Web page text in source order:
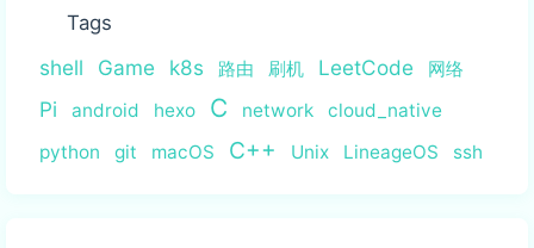
Tags
shell Game k8s 路由 刷机 LeetCode 网络
Pi android hexo C network
cloud_native
python
git macOS C++ Unix LineageOS ssh